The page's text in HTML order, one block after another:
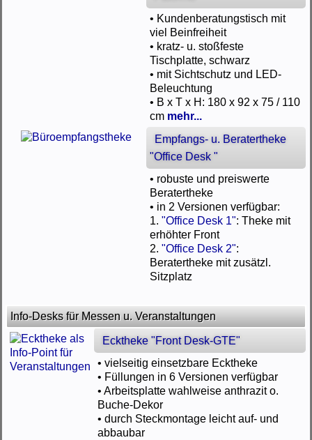
• Kundenberatungstisch mit
viel Beinfreiheit
• kratz- u. stoßfeste
Tischplatte, schwarz
• mit Sichtschutz und LED-
Beleuchtung
• B x T x H: 180 x 92 x 75 / 110
cm mehr...
Empfangs- u. Beratertheke
"Office Desk "
• robuste und preiswerte
Beratertheke
• in 2 Versionen verfügbar:
1. "Office Desk 1": Theke mit
erhöhter Front
2. "Office Desk 2":
Beratertheke mit zusätzl.
Sitzplatz
Info-Desks für Messen u. Veranstaltungen
Ecktheke "Front Desk-GTE"
• vielseitig einsetzbare Ecktheke
• Füllungen in 6 Versionen verfügbar
• Arbeitsplatte wahlweise anthrazit o.
Buche-Dekor
• durch Steckmontage leicht auf- und
abbaubar